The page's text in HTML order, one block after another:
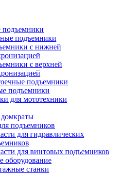
подъемники
с нижней
с верхней
подъемники
подъемники
для мототехники
подъемников
для гидравлических
для винтовых подъемников
станки